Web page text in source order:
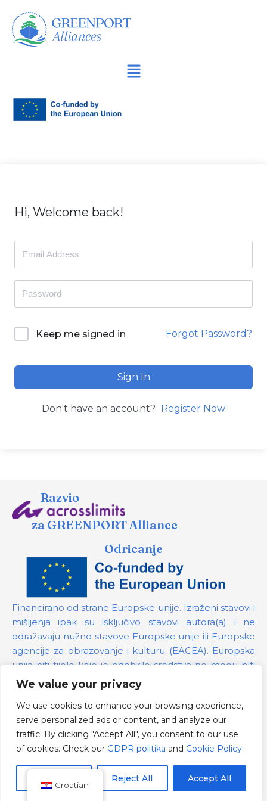
We value your privacy
We use cookies to enhance your browsing experience,
serve personalized ads or content, and analyze our
traffic. By clicking "Accept All", you consent to our use
of cookies. Check our GDPR politika and Cookie Policy
Reject All Accept All
İçeriğe
geç
Hi, Welcome back!
Keep me signed in Forgot Password?
Sign In
Don't have an account? Register Now
Razvio
za GREENPORT Alliance
Odricanje
Financirano od strane Europske unije. Izraženi stavovi i
mišljenja ipak su isključivo stavovi autora(a) i ne
odražavaju nužno stavove Europske unije ili Europske
agencije za obrazovanje i kulturu (EACEA). Europska
unija niti tijelo koje je odobrilo sredstva ne mogu biti
odgovorni za te stavove.
Broj projekta:101139879
GDPR politika
Cookie Policy
Croatian